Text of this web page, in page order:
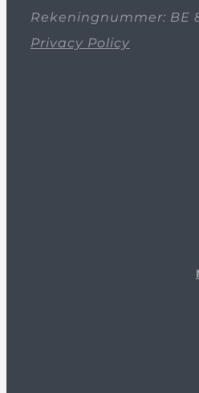
Rekeningnummer: BE
Privacy Policy